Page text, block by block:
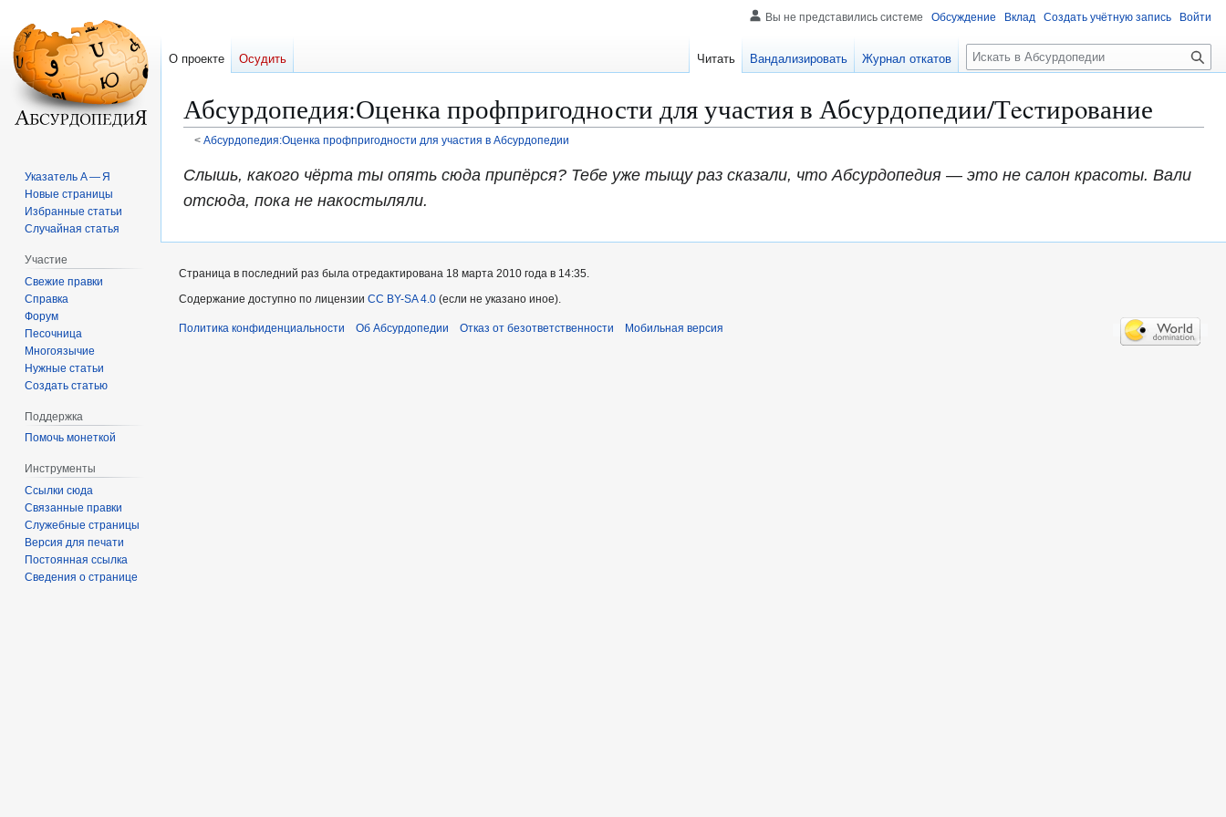
Абсурдопедия:Оценка профпригодности для участия в Абсурдопедии/Тecтирoвание
< Абсурдопедия:Оценка профпригодности для участия в Абсурдопедии
Перейти
Перейти
Слышь, какого чёрта ты опять сюда припёрся? Тебе уже тыщу раз сказали, что Абсурдопедия — это не салон красоты. Вали
отсюда, пока не накостыляли.
Вы не представились системе Обсуждение Вклад Создать учётную запись Войти
О проекте Осудить Читать Вандализировать Журнал откатов
П
о
с
к
Указатель А — Я
Новые страницы
Избранные статьи
Случайная статья
Участие
Свежие правки
Справка
Форум
Песочница
Многоязычие
Нужные статьи
Создать статью
Поддержка
Помочь монеткой
Инструменты
Ссылки сюда
Связанные правки
Служебные страницы
Версия для печати
Постоянная ссылка
Сведения о странице
Страница в последний раз была отредактирована 18 марта 2010 года в 14:35.
Содержание доступно по лицензии CC BY-SA 4.0 (если не указано иное).
Политика конфиденциальности Об Абсурдопедии Отказ от безответственности Мобильная версия